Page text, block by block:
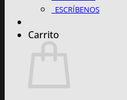
ESCRÍBENOS
Carrito